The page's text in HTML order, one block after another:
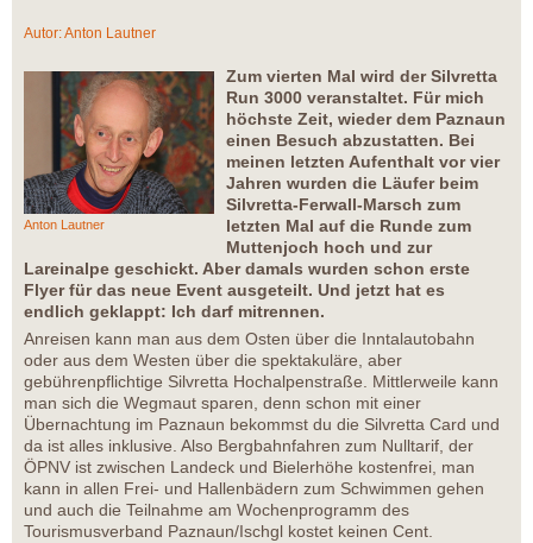
Autor:Anton Lautner
Anton Lautner
Zum vierten Mal wird der Silvretta
Run 3000 veranstaltet. Für mich
höchste Zeit, wieder dem Paznaun
einen Besuch abzustatten. Bei
meinen letzten Aufenthalt vor vier
Jahren wurden die Läufer beim
Silvretta-Ferwall-Marsch zum
letzten Mal auf die Runde zum
Muttenjoch hoch und zur
Lareinalpe geschickt. Aber damals wurden schon erste
Flyer für das neue Event ausgeteilt. Und jetzt hat es
endlich geklappt: Ich darf mitrennen.
Anreisen kann man aus dem Osten über die Inntalautobahn
oder aus dem Westen über die spektakuläre, aber
gebührenpflichtige Silvretta Hochalpenstraße. Mittlerweile kann
man sich die Wegmaut sparen, denn schon mit einer
Übernachtung im Paznaun bekommst du die Silvretta Card und
da ist alles inklusive. Also Bergbahnfahren zum Nulltarif, der
ÖPNV ist zwischen Landeck und Bielerhöhe kostenfrei, man
kann in allen Frei- und Hallenbädern zum Schwimmen gehen
und auch die Teilnahme am Wochenprogramm des
Tourismusverband Paznaun/Ischgl kostet keinen Cent.